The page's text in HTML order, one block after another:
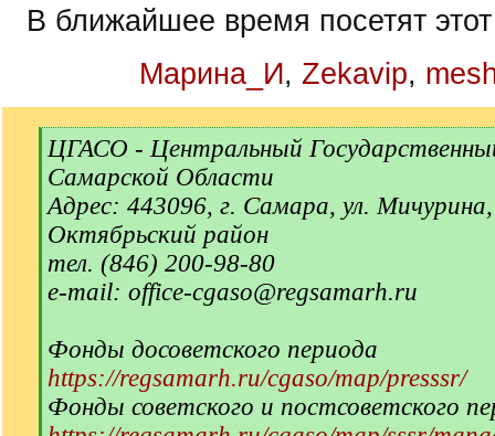
В ближайшее время посетят
Марина_И, Zekavip,
[
q
]
ЦГАСО - Центральный
Самарской Области
Адрес: 443096, г. Самара, ул.
Октябрьский район
тел. (846) 200-98-80
e-mail: office-cgaso@regsamarh.ru
Фонды досоветского периода
https://regsamarh.ru/cgaso/map/presssr/
Фонды советского и постсоветского